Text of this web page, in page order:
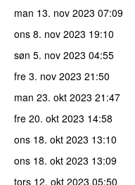
man 13. nov 2023 07:09
ons 8. nov 2023 19:10
søn 5. nov 2023 04:55
fre 3. nov 2023 21:50
man 23. okt 2023 21:47
fre 20. okt 2023 14:58
ons 18. okt 2023 13:10
ons 18. okt 2023 13:09
tors 12. okt 2023 05:50